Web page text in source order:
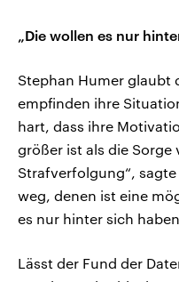
„Die wollen es nur
Stephan Humer glaubt
empfinden ihre
hart, dass ihre
größer ist als die Sorge
Strafverfolgung“, sagte
weg, denen ist eine
es nur hinter sich
Lässt der Fund der